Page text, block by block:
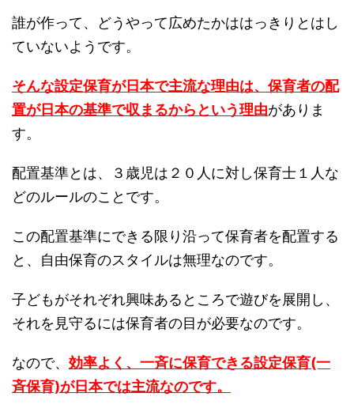
誰が作って、どうやって広めたかははっきりとはし
ていないようです。
そんな設定保育が日本で主流な理由は、 保育者の配
置が日本の基準で収まるからという理由がありま
す。
配置基準とは、３歳児は２０人に対し保育士１人な
どのルールのことです。
この配置基準にできる限り沿って保育者を配置する
と、自由保育のスタイルは無理なのです。
子どもがそれぞれ興味あるところで遊びを展開し、
それを見守るには保育者の目が必要なのです。
なので、 効率よく、一斉に保育できる設定保育(一
斉保育)が日本では主流なのです。